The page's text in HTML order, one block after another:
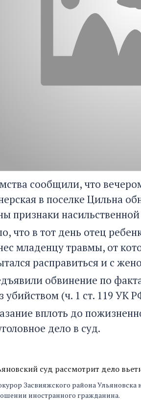
сообщили, что
в поселке Цильна
признаки
что в тот день отец
младенцу травмы, от
расправиться и с
обвинение по
убийством (ч. 1 ст. 119 УК
вплоть до
дело в суд.
суд рассмотрит дело
Засвияжского района Ульяновска
иностранного гражданина.